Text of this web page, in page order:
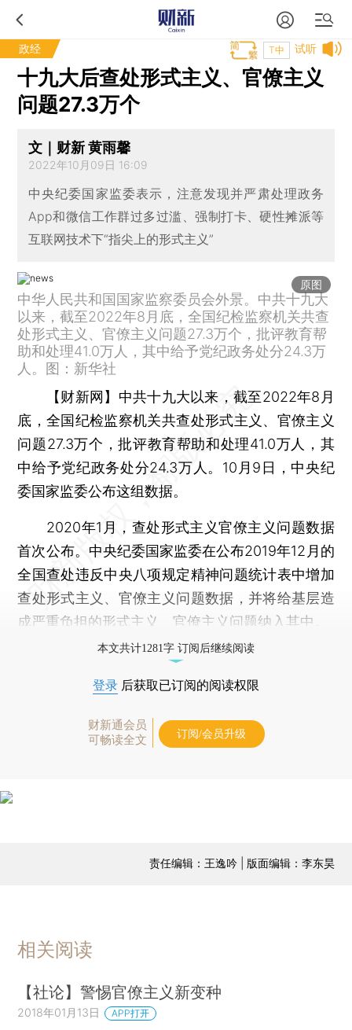
政经 试听
T中
十九大后查处形式主义、官僚主义
问题27.3万个
文｜财新 黄雨馨
2022年10月09日 16:09
中央纪委国家监委表示，注意发现并严肃处理政务
App和微信工作群过多过滥、强制打卡、硬性摊派等
互联网技术下“指尖上的形式主义”
原图
中华人民共和国国家监察委员会外景。中共十九大
以来，截至2022年8月底，全国纪检监察机关共查
处形式主义、官僚主义问题27.3万个，批评教育帮
助和处理41.0万人，其中给予党纪政务处分24.3万
人。图：新华社
【财新网】 中共十九大以来，截至2022年8月
底，全国纪检监察机关共查处形式主义、官僚主义
问题27.3万个，批评教育帮助和处理41.0万人，其
中给予党纪政务处分24.3万人。10月9日，中央纪
委国家监委公布这组数据。
2020年1月，查处形式主义官僚主义问题数据
首次公布。中央纪委国家监委在公布2019年12月的
全国查处违反中央八项规定精神问题统计表中增加
查处形式主义、官僚主义问题数据，并将给基层造
成严重负担的形式主义、官僚主义问题纳入其中。
本文共计1281字 订阅后继续阅读
登录 后获取已订阅的阅读权限
财新通会员
可畅读全文
订阅/会员升级
责任编辑：王逸吟 | 版面编辑：李东昊
相关阅读
【社论】警惕官僚主义新变种
2018年01月13日 APP打开